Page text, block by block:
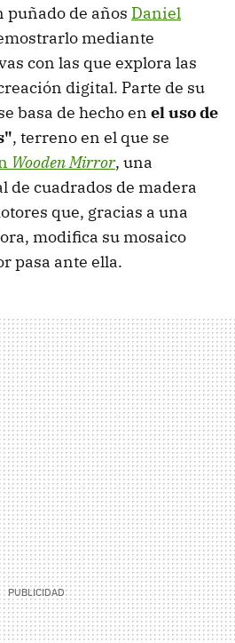
puñado de años Daniel
mediante
con las que explora las
digital. Parte de su
basa de hecho en el uso de
, terreno en el que se
Wooden Mirror, una
de cuadrados de madera
que, gracias a una
modifica su mosaico
pasa ante ella.